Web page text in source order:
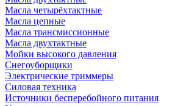
Масла четырёхтактные
Масла цепные
Масла трансмиссионные
Масла двухтактные
Мойки высокого давления
Снегоуборщики
Электрические триммеры
Силовая техника
Источники бесперебойного питания